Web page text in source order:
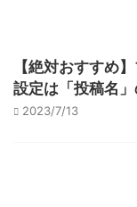
【絶対おすすめ
設定は「投稿名
2023/7/13